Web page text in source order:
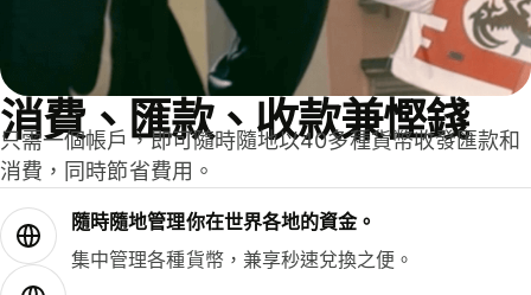
消費、匯款、收款兼慳錢
只需一個帳戶，即可隨時隨地以40多種貨幣收發匯款和
消費，同時節省費用。
隨時隨地管理你在世界各地的資金。
集中管理各種貨幣，兼享秒速兌換之便。